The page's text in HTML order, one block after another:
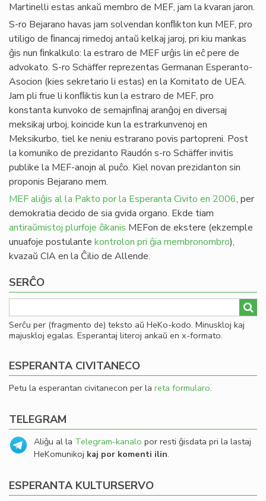
Martinelli estas ankaŭ membro de MEF, jam la kvaran jaron.
S-ro Bejarano havas jam solvendan konﬂikton kun MEF, pro
utiligo de ﬁnancaj rimedoj antaŭ kelkaj jaroj, pri kiu mankas
ĝis nun ﬁnkalkulo: la estraro de MEF urĝis lin eĉ pere de
advokato. S-ro Schäffer reprezentas Germanan Esperanto-
Asocion (kies sekretario li estas) en la Komitato de UEA.
Jam pli frue li konﬂiktis kun la estraro de MEF, pro
konstanta kunvoko de semajnﬁnaj aranĝoj en diversaj
meksikaj urboj, koincide kun la estrarkunvenoj en
Meksikurbo, tiel ke neniu estrarano povis partopreni. Post
la komuniko de prezidanto Raudón s-ro Schäffer invitis
publike la MEF-anojn al puĉo. Kiel novan prezidanton sin
proponis Bejarano mem.
MEF aliĝis al la Pakto por la Esperanta Civito en 2006, per
demokratia decido de sia gvida organo. Ekde tiam
antiraŭmistoj plurfoje ĉikanis MEFon de ekstere (ekzemple
unuafoje postulante kontrolon pri ĝia membronombro),
kvazaŭ CIA en la Ĉilio de Allende.
SERĈO
Serĉu per (fragmento de) teksto aŭ HeKo-kodo. Minuskloj kaj
majuskloj egalas. Esperantaj literoj ankaŭ en x-formato.
ESPERANTA CIVITANECO
Petu la esperantan civitanecon per la reta formularo.
TELEGRAM
Aliĝu al la Telegram-kanalo por resti ĝisdata pri la lastaj
HeKomunikoj kaj por komenti ilin.
ESPERANTA KULTURSERVO